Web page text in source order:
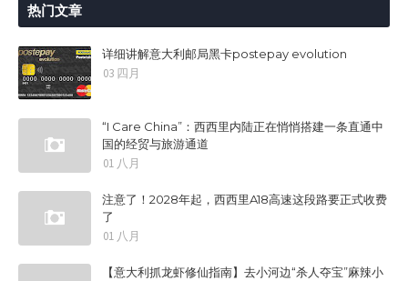
热门文章
详细讲解意大利邮局黑卡postepay evolution
03 四月
“I Care China”：西西里内陆正在悄悄搭建一条直通中
国的经贸与旅游通道
01 八月
注意了！2028年起，西西里A18高速这段路要正式收费
了
01 八月
【意大利抓龙虾修仙指南】去小河边“杀人夺宝”麻辣小